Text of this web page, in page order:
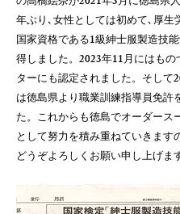
年ぶり､女性としては初めて､厚生
国家資格である1級紳士服製造技
得しました。2023年11月にはも
ターにも認定されました。そして
は徳島県より職業訓練指導員免許
た。これからも徳島でオーダース
として努力を積み重ねていきます
どうぞよろしくお願い申し上げま